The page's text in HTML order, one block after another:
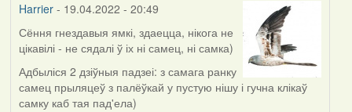
Harrier- 19.04.2022 - 20:49
Сёння гнездавыя ямкі, здаецца, нікога не
цікавілі - не сядалі ў іх ні самец, ні самка)
Адбыліся 2 дзіўныя падзеі: з самага ранку
самец прыляцеў з палёўкай у пустую нішу і гучна клікаў
самку каб тая пад'ела)